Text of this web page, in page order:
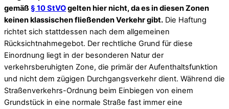
gemäß § 10 StVOgelten hier nicht, da es in diesen Zonen
keinen klassischen fließenden Verkehr gibt. Die Haftung
richtet sich stattdessen nach dem allgemeinen
Rücksichtnahmegebot. Der rechtliche Grund für diese
Einordnung liegt in der besonderen Natur der
verkehrsberuhigten Zone, die primär der Aufenthaltsfunktion
und nicht dem zügigen Durchgangsverkehr dient. Während die
Straßenverkehrs-Ordnung beim Einbiegen von einem
Grundstück in eine normale Straße fast immer eine